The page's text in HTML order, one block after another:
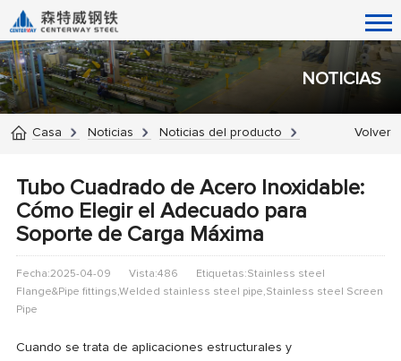
NOTICIAS
Volver
Casa Noticias Noticias del producto
Tubo Cuadrado de Acero Inoxidable:
Cómo Elegir el Adecuado para
Soporte de Carga Máxima
Fecha:2025-04-09 Vista:486
Etiquetas:Stainless steel
Flange&Pipe fittings,Welded stainless steel pipe,Stainless steel Screen
Pipe
Cuando se trata de aplicaciones estructurales y